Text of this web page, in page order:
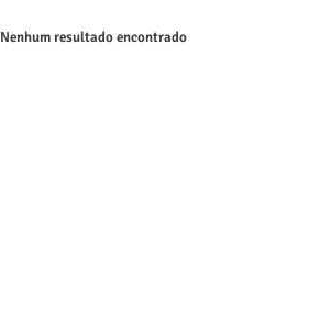
Nenhum resultado encontrado